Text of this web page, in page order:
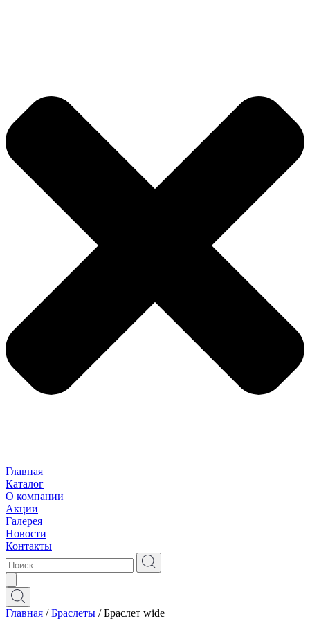
Главная
Каталог
О компании
Акции
Галерея
Новости
Контакты
Главная /Браслеты / Браслет wide